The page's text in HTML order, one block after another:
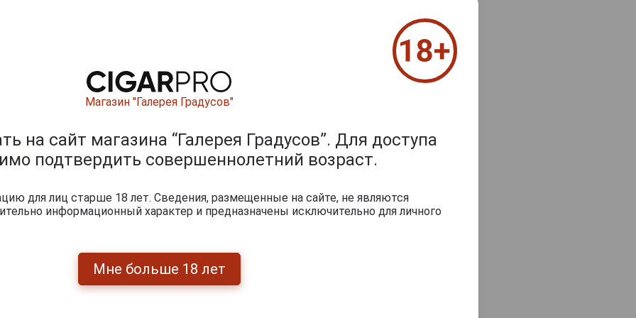
Cuaba Divinos
Волков
Магазин "Галерея Градусов"
на сайт магазина “Галерея Градусов”. Для доступа
подтвердить совершеннолетний возраст.
для лиц старше 18 лет. Сведения, размещенные на сайте, не являются
информационный характер и предназначены исключительно для личного
Мне больше 18 лет